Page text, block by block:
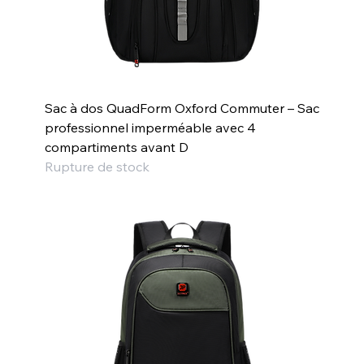
Sac à dos QuadForm Oxford Commuter – Sac
professionnel imperméable avec 4
compartiments avant D
Rupture de stock